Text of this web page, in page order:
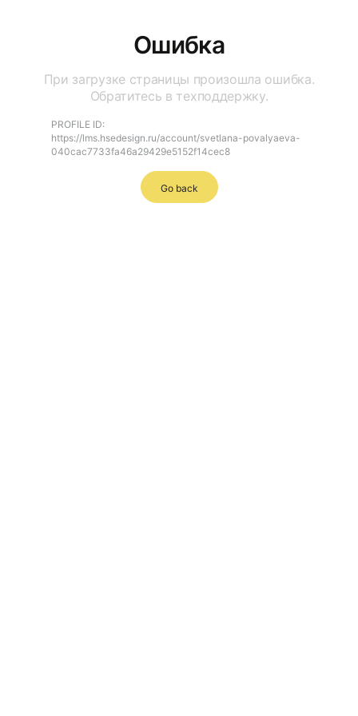
Ошибка
При загрузке страницы произошла ошибка.
Обратитесь в техподдержку.
PROFILE ID:
https://lms.hsedesign.ru/account/svetlana-povalyaeva-
040cac7733fa46a29429e5152f14cec8
Go back